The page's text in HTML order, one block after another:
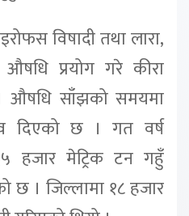
विषादी तथा लारा,
औषधि प्रयोग गरे कीरा
औषधि साँझको समयमा
दिएको छ । गत वर्ष
हजार मेट्रिक टन गहुँ
छ । जिल्लामा १८ हजार